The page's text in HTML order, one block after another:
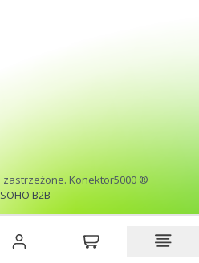
zastrzeżone. Konektor5000 ®
B2B